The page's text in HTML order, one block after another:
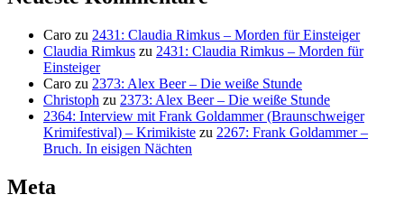
Caro zu 2431: Claudia Rimkus – Morden für Einsteiger
Claudia Rimkus zu 2431: Claudia Rimkus – Morden für
Einsteiger
Caro zu 2373: Alex Beer – Die weiße Stunde
Christoph zu 2373: Alex Beer – Die weiße Stunde
2364: Interview mit Frank Goldammer (Braunschweiger
Krimifestival) – Krimikiste zu 2267: Frank Goldammer –
Bruch. In eisigen Nächten
Meta